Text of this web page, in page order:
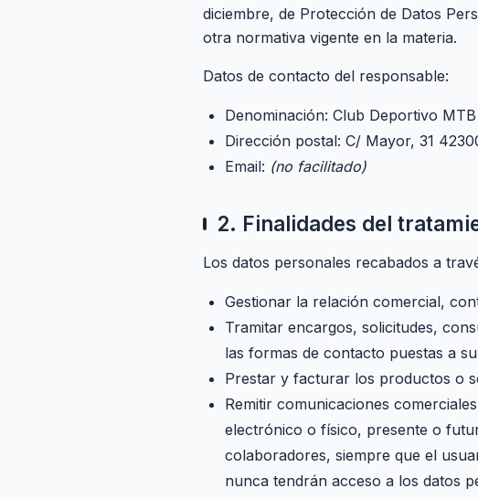
diciembre, de Protección de Datos
otra normativa vigente en la materia.
Datos de contacto del responsable:
Denominación: Club Deportivo
Dirección postal: C/ Mayor, 31
Email: (no facilitado)
2. Finalidades del
Los datos personales recabados a
Gestionar la relación comercial,
Tramitar encargos, solicitudes,
las formas de contacto puestas a
Prestar y facturar los productos o
Remitir comunicaciones
electrónico o físico, presente o
colaboradores, siempre que el
nunca tendrán acceso a los datos